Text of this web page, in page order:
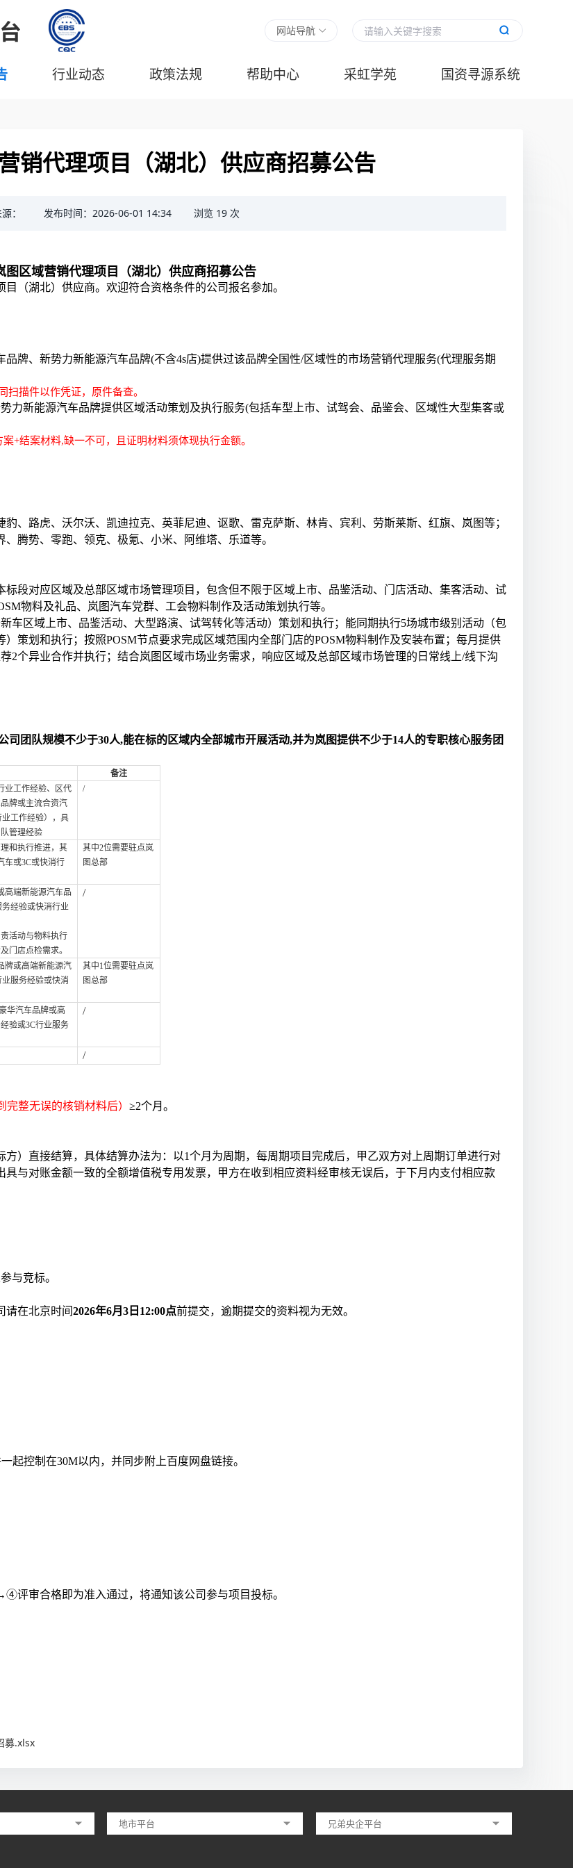
网站导航
行业动态 政策法规 帮助中心 采虹学苑 国资寻源系统
销代理项目（湖北）供应商招募公告
： 发布时间：2026-06-01 14:34 浏览 19 次
图区域营销代理项目（湖北）供应商招募公告
（湖北）供应商。欢迎符合资格条件的公司报名参加。
品牌、新势力新能源汽车品牌(不含4s店)提供过该品牌全国性/区域性的市场营销代理服务(代理服务期
描件以作凭证，原件备查。
力新能源汽车品牌提供区域活动策划及执行服务(包括车型上市、试驾会、品鉴会、区域性大型集客或
+结案材料,缺一不可，且证明材料须体现执行金额。
、路虎、沃尔沃、凯迪拉克、英菲尼迪、讴歌、雷克萨斯、林肯、宾利、劳斯莱斯、红旗、岚图等；
腾势、零跑、领克、极氪、小米、阿维塔、乐道等。
段对应区域及总部区域市场管理项目，包含但不限于区域上市、品鉴活动、门店活动、集客活动、试
物料及礼品、岚图汽车党群、工会物料制作及活动策划执行等。
车区域上市、品鉴活动、大型路演、试驾转化等活动）策划和执行；能同期执行5场城市级别活动（包
策划和执行；按照POSM节点要求完成区域范围内全部门店的POSM物料制作及安装布置；每月提供
2个异业合作并执行；结合岚图区域市场业务需求，响应区域及总部区域市场管理的日常线上/线下沟
团队规模不少于30人,能在标的区域内全部城市开展活动,并为岚图提供不少于14人的专职核心服务团
备注
业工作经验、区代
牌或主流合资汽
工作经验），具
管理经验
/
和执行推进，其
车或3C或快消行
其中2位需要驻点岚
图总部
高端新能源汽车品
经验或快消行业
活动与物料执行
门店点检需求。
/
牌或高端新能源汽
服务经验或快消
其中1位需要驻点岚
图总部
华汽车品牌或高
验或3C行业服务
/
/
完整无误的核销材料后） ≥2个月。
）直接结算，具体结算办法为：以1个月为周期，每周期项目完成后，甲乙双方对上周期订单进行对
与对账金额一致的全额增值税专用发票，甲方在收到相应资料经审核无误后，于下月内支付相应款
与竞标。
请在北京时间2026年6月3日12:00点前提交，逾期提交的资料视为无效。
起控制在30M以内，并同步附上百度网盘链接。
审合格即为准入通过，将通知该公司参与项目投标。
募.xlsx
地市平台 兄弟央企平台